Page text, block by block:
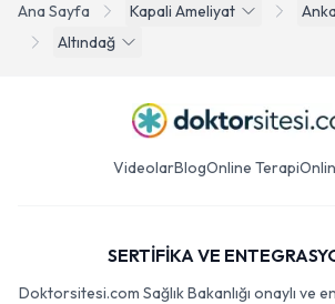
Ana Sayfa Kapali Ameliyat
Altındağ
VideolarBlogOnline Terapi
SERTİFİKA VE
Doktorsitesi.com Sağlık Bakanlığı onaylı ve